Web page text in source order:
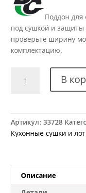
Поддон
под сушкой и защиты
проверьте ширину
комплектацию.
товара
мм
В
Артикул:33728
Кухонные сушки и
Описание